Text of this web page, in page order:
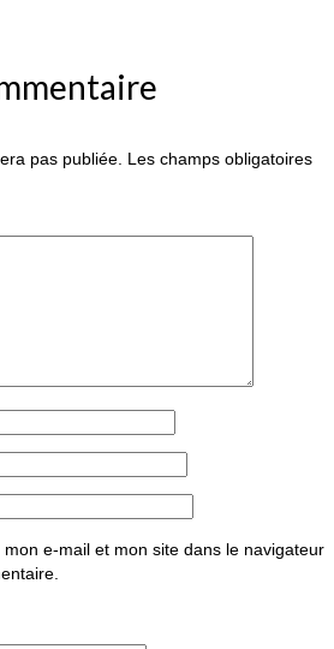
pas publiée. Les champs obligatoires
e-mail et mon site dans le navigateur